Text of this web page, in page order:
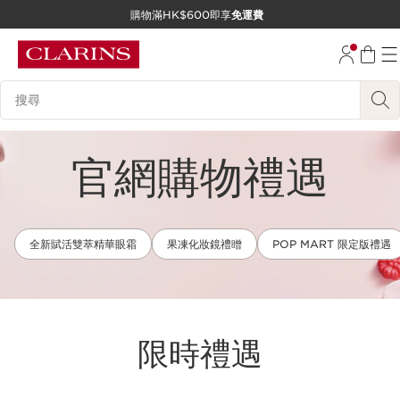
跳至內容
購物滿HK$600即享免運費
搜尋內容說明
官網購物禮遇
全新賦活雙萃精華眼霜 果凍化妝鏡禮䁬 POP MART 限定版禮遇
限時禮遇